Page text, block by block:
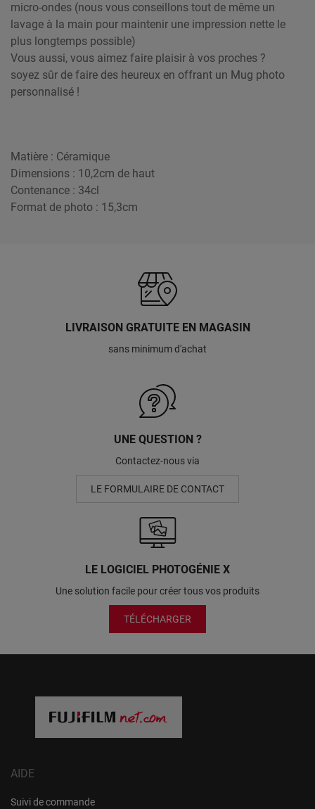
micro-ondes (nous vous conseillons tout de même un
lavage à la main pour maintenir une impression nette le
plus longtemps possible)
Vous aussi, vous aimez faire plaisir à vos proches ?
soyez sûr de faire des heureux en offrant un Mug photo
personnalisé !
Matière : Céramique
Dimensions : 10,2cm de haut
Contenance : 34cl
Format de photo : 15,3cm
LIVRAISON GRATUITE EN MAGASIN
sans minimum d'achat
UNE QUESTION ?
Contactez-nous via
LE FORMULAIRE DE CONTACT
LE LOGICIEL PHOTOGÉNIE X
Une solution facile pour créer tous vos produits
TÉLÉCHARGER
AIDE
Suivi de commande